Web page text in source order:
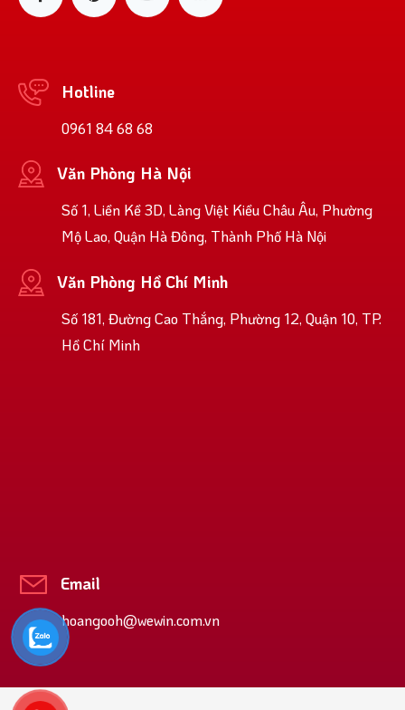
Hotline
0961 84 68 68
Văn Phòng Hà Nội
Số 1, Liền Kề 3D, Làng Việt Kiều Châu Âu, Phường
Mộ Lao, Quận Hà Đông, Thành Phố Hà Nội
Văn Phòng Hồ Chí Minh
Số 181, Đường Cao Thắng, Phường 12, Quận 10, TP.
Hồ Chí Minh
Email
hoangooh@wewin.com.vn